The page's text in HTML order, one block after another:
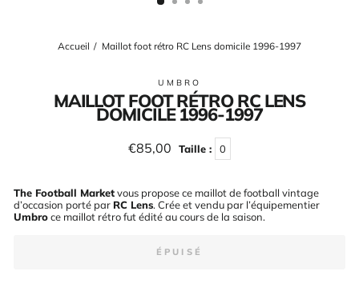
Accueil / Maillot foot rétro RC Lens domicile 1996-1997
UMBRO
MAILLOT FOOT RÉTRO RC LENS
DOMICILE 1996-1997
Prix
régulier
€85,00 Taille : 0
The Football Marketvous propose ce maillot de football vintage
d’occasion porté par RC Lens. Crée et vendu par l’équipementier
Umbroce maillot rétro fut édité au cours de la saison.
ÉPUISÉ